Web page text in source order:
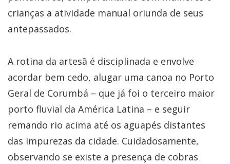
crianças a atividade manual oriunda de seus
antepassados.
A rotina da artesã é disciplinada e envolve
acordar bem cedo, alugar uma canoa no Porto
Geral de Corumbá – que já foi o terceiro maior
porto fluvial da América Latina – e seguir
remando rio acima até os aguapés distantes
das impurezas da cidade. Cuidadosamente,
observando se existe a presença de cobras